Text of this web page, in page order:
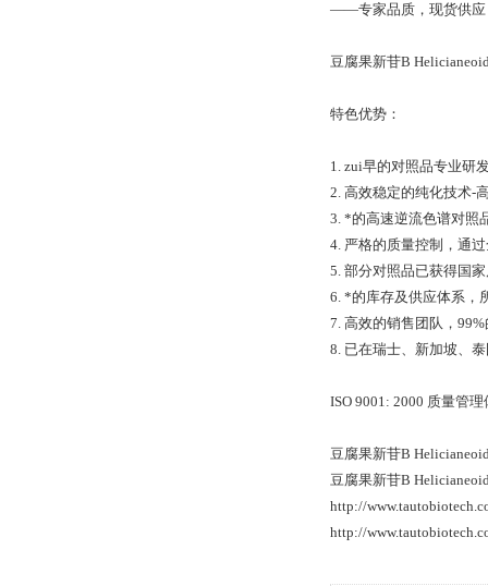
——专家品质，现货供应
豆腐果新苷B
特色优势：
1. zui早的对照品专业研
2. 高效稳定的纯化技术-
3. *的高速逆流色谱对照
4. 严格的质量控制，通
5. 部分对照品已获得国
6. *的库存及供应体系，
7. 高效的销售团队，
8. 已在瑞士、新加坡、
ISO 9001: 2000 质量管
豆腐果新苷B
豆腐果新苷B
http://
http://